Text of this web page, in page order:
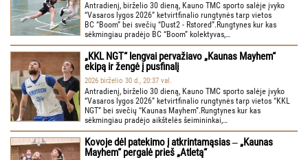
Antradienį, birželio 30 dieną, Kauno TMC sporto salėje įvyko
“Vasaros lygos 2026” ketvirtfinalio rungtynės tarp vietos
BC “Boom” bei svečių “Dust2 - Rstored”.Rungtynes kur kas
sėkmingiau pradėjo BC “Boom” kolektyvas,…
„KKL NGT“ lengvai pervažiavo „Kaunas Mayhem“
ekipą ir žengė į pusfinalį
2026 birželio 30 d., 20:37 val.
Antradienį, birželio 30 dieną, Kauno TMC sporto salėje įvyko
“Vasaros lygos 2026” ketvirtfinalio rungtynės tarp vietos “KKL
NGT” bei svečių “Kaunas Mayhem”.Rungtynes kur kas
sėkmingiau pradėjo aikštelės šeimininkai,…
Kovoje dėl patekimo į atkrintamąsias ‒ „Kaunas
Mayhem“ pergalė prieš „Atletą“